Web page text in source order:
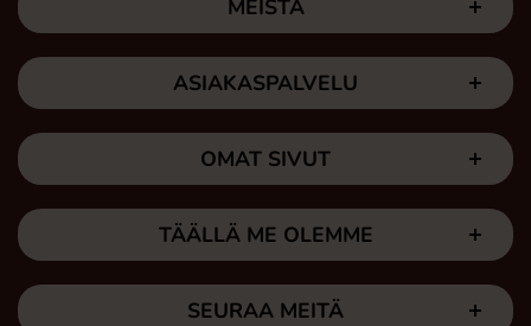
MEISTÄ
ASIAKASPALVELU
OMAT SIVUT
TÄÄLLÄ ME OLEMME
SEURAA MEITÄ